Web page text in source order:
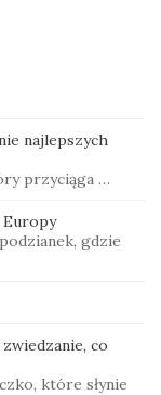
najlepszych
przyciąga …
gdzie
co
które słynie